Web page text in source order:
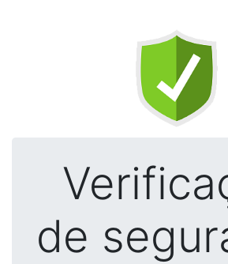
de